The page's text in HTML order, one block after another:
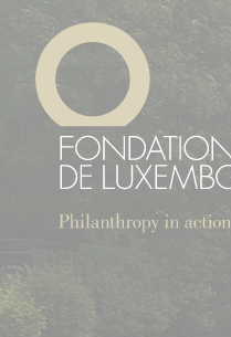
Aller
contenu
principal
Panneau de gestion des